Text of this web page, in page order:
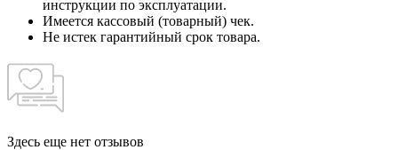
инструкции по эксплуатации.
Имеется кассовый (товарный) чек.
Не истек гарантийный срок товара.
Здесь еще нет отзывов